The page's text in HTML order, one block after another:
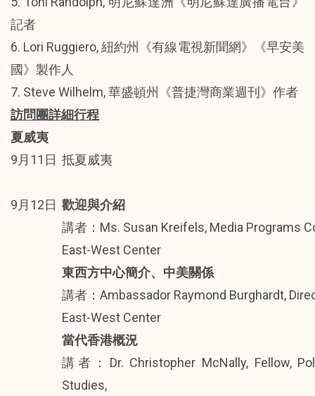
記者
6. Lori Ruggiero, 紐約州《有線電視新聞網》《早安美
國》製作人
7. Steve Wilhelm, 華盛頓州《普捷灣商業週刊》作者
訪問團詳細行程
夏威夷
9月11日 抵夏威夷
9月12日 歡迎與介紹
講者：Ms. Susan Kreifels, Media Programs
East-West Center
東西方中心簡介、中美關係
講者：Ambassador Raymond Burghardt,
East-West Center
當代香港概況
講者：Dr. Christopher McNally, Fellow,
Studies,